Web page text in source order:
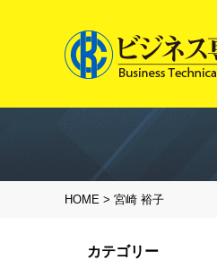
HOME > 宮崎 裕子
カテゴリー